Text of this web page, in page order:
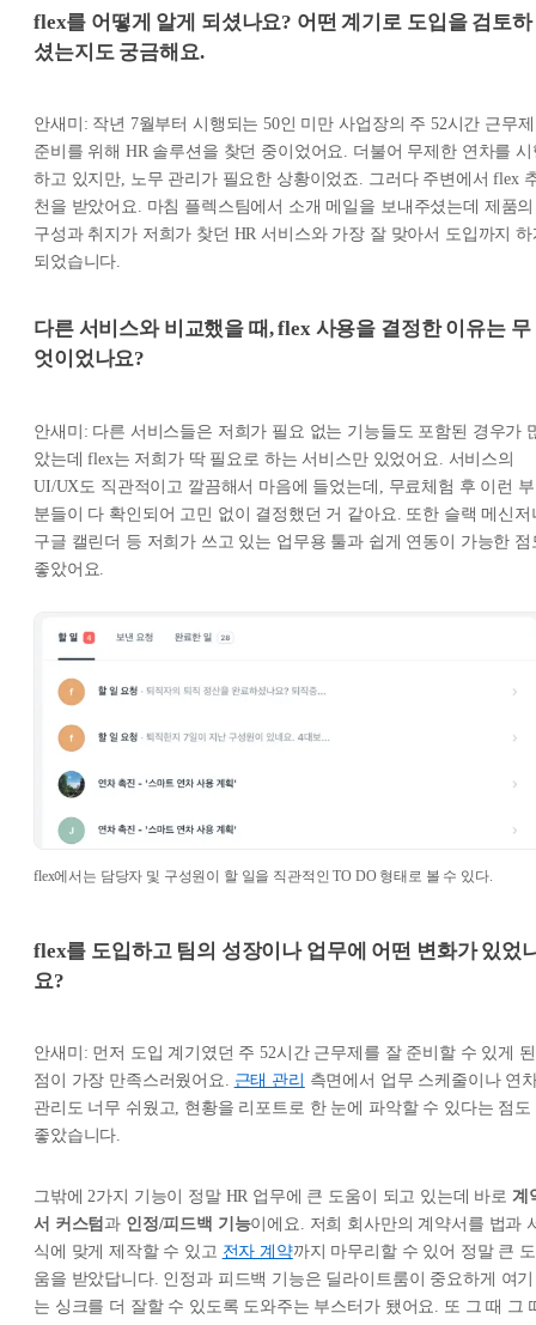
flex를 어떻게 알게 되셨나요? 어떤 계기로 도입을 검토하
셨는지도 궁금해요.
안새미: 작년 7월부터 시행되는 50인 미만 사업장의 주 52시간 근무제
준비를 위해 HR 솔루션을 찾던 중이었어요. 더불어 무제한 연차를 시
하고 있지만, 노무 관리가 필요한 상황이었죠. 그러다 주변에서 flex
천을 받았어요. 마침 플렉스팀에서 소개 메일을 보내주셨는데 제품의
구성과 취지가 저희가 찾던 HR 서비스와 가장 잘 맞아서 도입까지 하
되었습니다.
다른 서비스와 비교했을 때, flex 사용을 결정한 이유는 무
엇이었나요?
안새미: 다른 서비스들은 저희가 필요 없는 기능들도 포함된 경우가
았는데 flex는 저희가 딱 필요로 하는 서비스만 있었어요. 서비스의
UI/UX도 직관적이고 깔끔해서 마음에 들었는데, 무료체험 후 이런 부
분들이 다 확인되어 고민 없이 결정했던 거 같아요. 또한 슬랙 메신저
구글 캘린더 등 저희가 쓰고 있는 업무용 툴과 쉽게 연동이 가능한 점
좋았어요.
flex에서는 담당자 및 구성원이 할 일을 직관적인 TO DO 형태로 볼 수 있다.
flex를 도입하고 팀의 성장이나 업무에 어떤 변화가 있었
요?
안새미: 먼저 도입 계기였던 주 52시간 근무제를 잘 준비할 수 있게 된
점이 가장 만족스러웠어요. 근태 관리 측면에서 업무 스케줄이나 연
관리도 너무 쉬웠고, 현황을 리포트로 한 눈에 파악할 수 있다는 점도
좋았습니다.
그밖에 2가지 기능이 정말 HR 업무에 큰 도움이 되고 있는데 바로 계
서 커스텀과 인정/피드백 기능이에요. 저희 회사만의 계약서를 법과
식에 맞게 제작할 수 있고 전자 계약까지 마무리할 수 있어 정말 큰 도
움을 받았답니다. 인정과 피드백 기능은 딜라이트룸이 중요하게 여기
는 싱크를 더 잘할 수 있도록 도와주는 부스터가 됐어요. 또 그 때 그